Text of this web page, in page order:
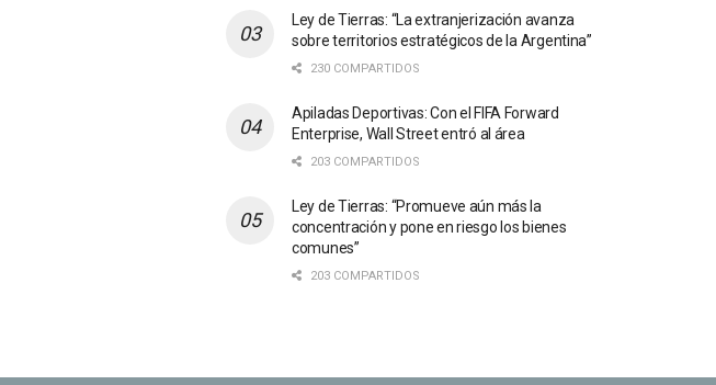
Ley de Tierras: “La extranjerización avanza
sobre territorios estratégicos de la Argentina”
230 COMPARTIDOS
Apiladas Deportivas: Con el FIFA Forward
Enterprise, Wall Street entró al área
203 COMPARTIDOS
Ley de Tierras: “Promueve aún más la
concentración y pone en riesgo los bienes
comunes”
203 COMPARTIDOS